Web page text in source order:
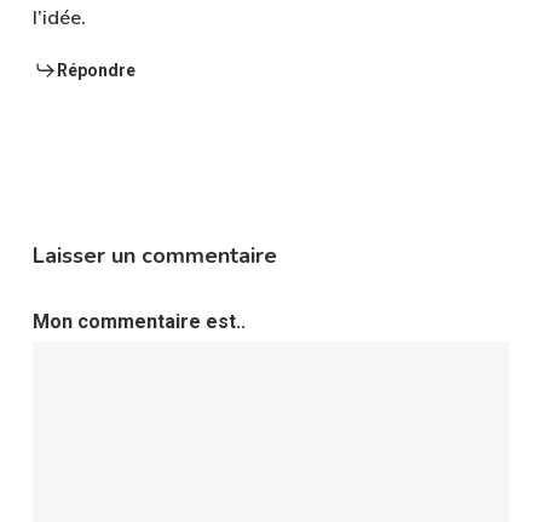
l’idée.
Répondre
Laisser un commentaire
Mon commentaire est..